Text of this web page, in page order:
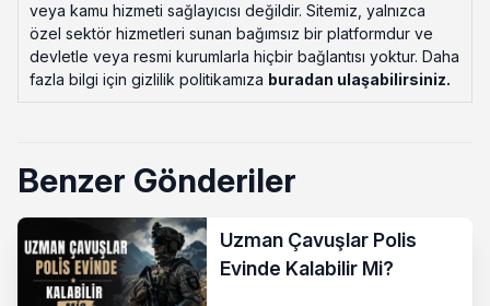
veya kamu hizmeti sağlayıcısı değildir. Sitemiz, yalnızca
özel sektör hizmetleri sunan bağımsız bir platformdur ve
devletle veya resmi kurumlarla hiçbir bağlantısı yoktur. Daha
fazla bilgi için gizlilik politikamıza buradan ulaşabilirsiniz.
Benzer Gönderiler
Uzman Çavuşlar Polis
Evinde Kalabilir Mi?